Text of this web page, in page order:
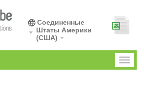
Соединенные
Штаты Америки
(США)
Toggle